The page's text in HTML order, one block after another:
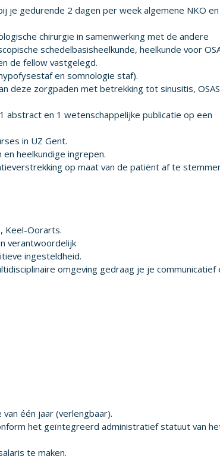
je gedurende 2 dagen per week algemene NKO
chirurgie in samenwerking met de andere
schedelbasisheelkunde, heelkunde voor
de fellow vastgelegd.
en somnologie staf).
deze zorgpaden met betrekking tot sinusitis,
abstract en 1 wetenschappelijke publicatie op een
in UZ Gent.
heelkundige ingrepen.
op maat van de patiënt af te
Keel-Oorarts.
verantwoordelijk
ingesteldheid.
omgeving gedraag je je communicatief
één jaar (verlengbaar).
het geïntegreerd administratief statuut van
te maken.